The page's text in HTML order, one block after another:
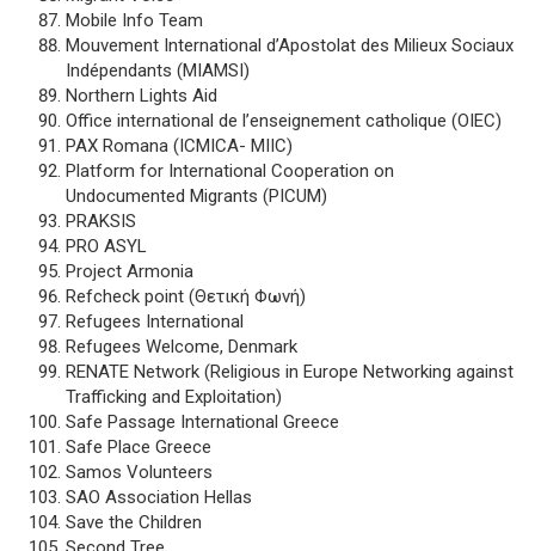
Mobile Info Team
Mouvement International d’Apostolat des Milieux Sociaux
Indépendants (MIAMSI)
Northern Lights Aid
Office international de l’enseignement catholique (OIEC)
PAX Romana (ICMICA- MIIC)
Platform for International Cooperation on
Undocumented Migrants (PICUM)
PRAKSIS
PRO ASYL
Project Armonia
Refcheck point (Θετική Φωνή)
Refugees International
Refugees Welcome, Denmark
RENATE Network (Religious in Europe Networking against
Trafficking and Exploitation)
Safe Passage International Greece
Safe Place Greece
Samos Volunteers
SAO Association Hellas
Save the Children